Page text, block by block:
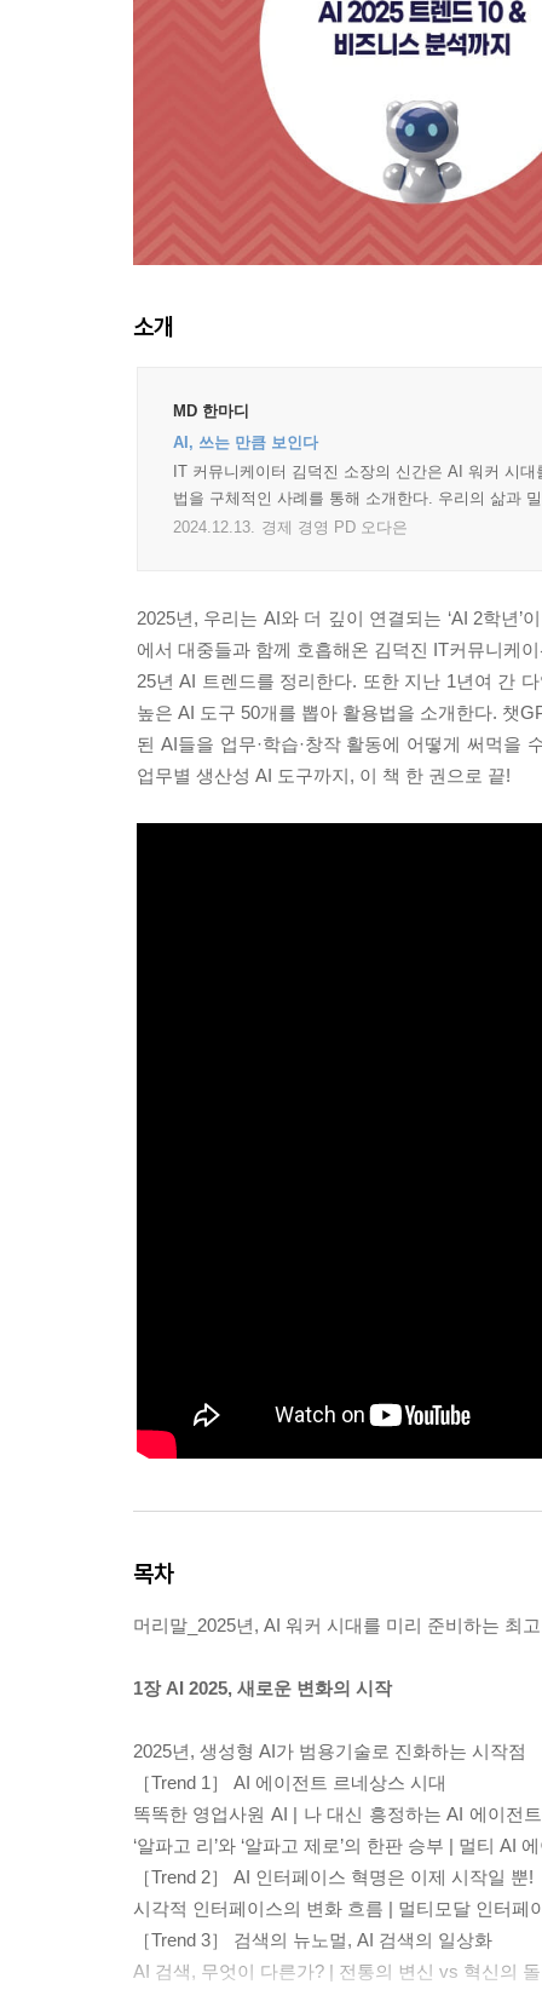
소개
MD 한마디
AI, 쓰는 만큼 보인다
IT 커뮤니케이터 김덕진 소장의 신간은 AI 워커 시
법을 구체적인 사례를 통해 소개한다. 우리의 삶과
2024.12.13.
경제 경영 PD 오다은
2025년, 우리는 AI와 더 깊이 연결되는 ‘AI 2학년
에서 대중들과 함께 호흡해온 김덕진 IT커뮤니케
25년 AI 트렌드를 정리한다. 또한 지난 1년여 간
높은 AI 도구 50개를 뽑아 활용법을 소개한다. 챗
된 AI들을 업무·학습·창작 활동에 어떻게 써먹을
업무별 생산성 AI 도구까지, 이 책 한 권으로 끝!
목차
머리말_2025년, AI 워커 시대를 미리 준비하는 최
1장 AI 2025, 새로운 변화의 시작
2025년, 생성형 AI가 범용기술로 진화하는 시작점
［Trend 1］ AI 에이전트 르네상스 시대
똑똑한 영업사원 AI | 나 대신 흥정하는 AI 에이전
‘알파고 리’와 ‘알파고 제로’의 한판 승부 | 멀티 AI
［Trend 2］ AI 인터페이스 혁명은 이제 시작일 뿐!
시각적 인터페이스의 변화 흐름 | 멀티모달 인터페
［Trend 3］ 검색의 뉴노멀, AI 검색의 일상화
AI 검색, 무엇이 다른가? | 전통의 변신 vs 혁신의